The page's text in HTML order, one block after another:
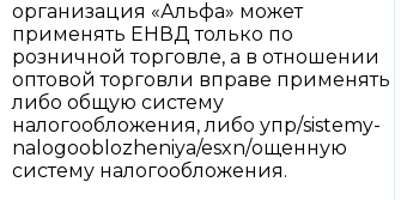
организация «Альфа» может
применять ЕНВД только по
розничной торговле, а в отношении
оптовой торговли вправе применять
либо общую систему
налогообложения, либо упр/sistemy-
nalogooblozheniya/esxn/ощенную
систему налогообложения.